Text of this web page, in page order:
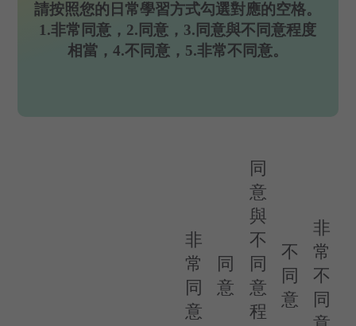
請按照您的日常學習方式勾選對應的空格。
1.非常同意，2.同意，3.同意與不同意程度
相當，4.不同意，5.非常不同意。
非
常
同
意
同
意
同
意
與
不
同
意
程
不
同
意
非
常
不
同